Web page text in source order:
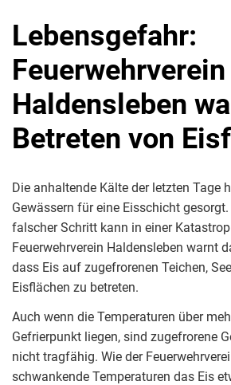
Lebensgefahr:
Feuerwehrverein
Haldensleben
Betreten von
Die anhaltende Kälte der letzten Tage
Gewässern für eine Eisschicht
falscher Schritt kann in einer
Feuerwehrverein Haldensleben warnt
dass Eis auf zugefrorenen Teichen,
Eisflächen zu betreten.
Auch wenn die Temperaturen über
Gefrierpunkt liegen, sind zugefrorene
nicht tragfähig. Wie der
schwankende Temperaturen das Eis